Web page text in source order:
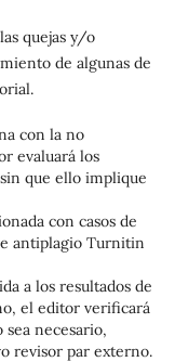
quejas y/o
de algunas de
con la no
evaluará los
que ello implique
con casos de
antiplagio Turnitin
a los resultados de
el editor verificará
necesario,
revisor par externo.